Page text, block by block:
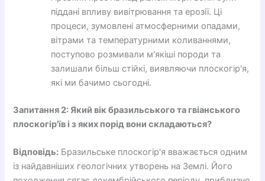
піддані впливу вивітрювання та ерозії. Ці
процеси, зумовлені атмосферними опадами,
вітрами та температурними коливаннями,
поступово розмивали м'якіші породи та
залишали більш стійкі, виявляючи плоскогір'я,
які ми бачимо сьогодні.
Запитання 2: Який вік бразильського та гвіанського
плоскогір'їв і з яких порід вони складаються?
Відповідь: Бразильське плоскогір'я вважається одним
із найдавніших геологічних утворень на Землі. Його